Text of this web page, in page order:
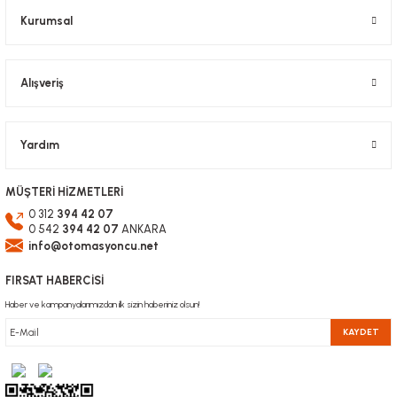
Kurumsal
Alışveriş
Yardım
MÜŞTERİ HİZMETLERİ
0 312 394 42 07
0 542 394 42 07 ANKARA
info@otomasyoncu.net
FIRSAT HABERCİSİ
Haber ve kampanyalarımızdan ilk sizin haberiniz olsun!
KAYDET